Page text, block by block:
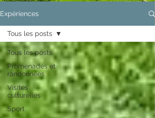
Expériences
Tous les posts
Promenades et
randonnées
Visites
culturelles
Sport
Tous les posts